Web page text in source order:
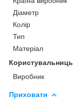
Діаметр
Колір
Тип
Матеріал
Виробник
Приховати